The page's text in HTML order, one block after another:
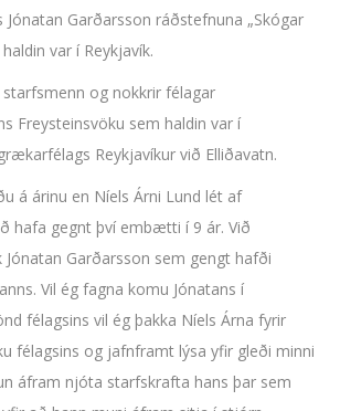
Garðarsson ráðstefnuna „Skógar
var í Reykjavík.
og nokkrir félagar
Freysteinsvöku sem haldin var í
Reykjavíkur við Elliðavatn.
á árinu en Níels Árni Lund lét af
hafa gegnt því embætti í 9 ár. Við
Garðarsson sem gengt hafði
Vil ég fagna komu Jónatans í
félagsins vil ég þakka Níels Árna fyrir
félagsins og jafnframt lýsa yfir gleði minni
áfram njóta starfskrafta hans þar sem